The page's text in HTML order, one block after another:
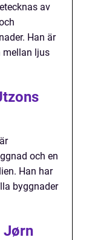
av
Han är
mellan ljus
och en
Han har
byggnader
Jørn